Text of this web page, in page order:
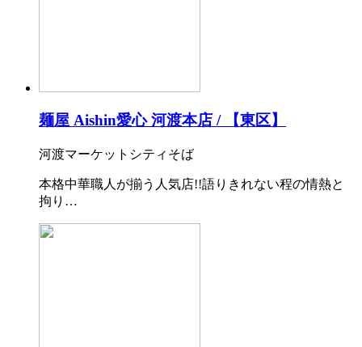
麺屋 Aishin愛心 河渡本店 / 【東区】
河渡マーケットシティそば
本格中華職人が揃う人気店!!語りきれない程の情熱と
拘り…